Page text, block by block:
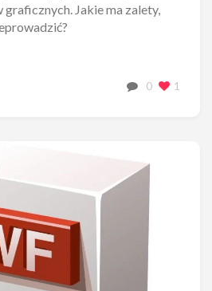
Jakie ma zalety,
0 1